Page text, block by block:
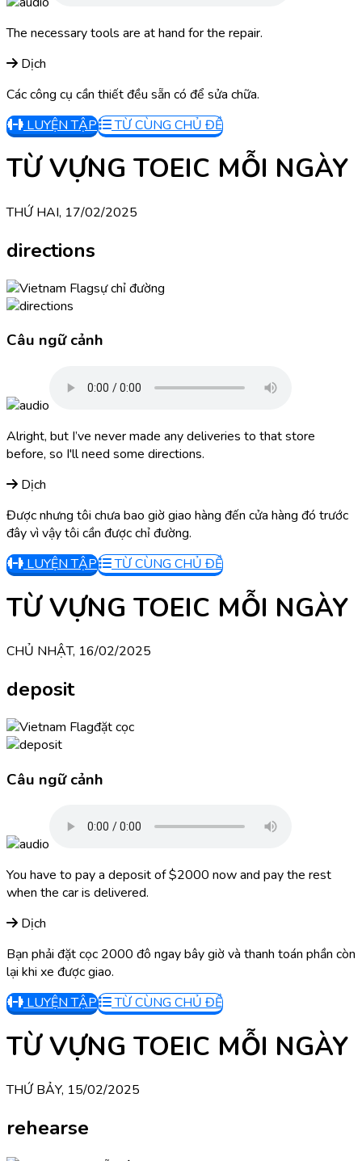
The necessary tools are at hand for the repair.
Dịch
Các công cụ cần thiết đều sẵn có để sửa chữa.
LUYỆN TẬP
TỪ CÙNG CHỦ ĐỀ
TỪ VỰNG TOEIC MỖI NGÀY
THỨ HAI, 17/02/2025
directions
sự chỉ đường
Câu ngữ cảnh
Alright, but I’ve never made any deliveries to that store
before, so I'll need some directions.
Dịch
Được nhưng tôi chưa bao giờ giao hàng đến cửa hàng đó trước
đây vì vậy tôi cần được chỉ đường.
LUYỆN TẬP
TỪ CÙNG CHỦ ĐỀ
TỪ VỰNG TOEIC MỖI NGÀY
CHỦ NHẬT, 16/02/2025
deposit
đặt cọc
Câu ngữ cảnh
You have to pay a deposit of $2000 now and pay the rest
when the car is delivered.
Dịch
Bạn phải đặt cọc 2000 đô ngay bây giờ và thanh toán phần còn
lại khi xe được giao.
LUYỆN TẬP
TỪ CÙNG CHỦ ĐỀ
TỪ VỰNG TOEIC MỖI NGÀY
THỨ BẢY, 15/02/2025
rehearse